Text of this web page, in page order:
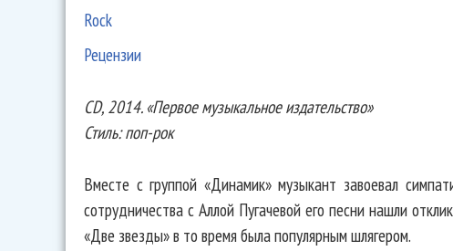
Rock
Рецензии
CD, 2014. «Первое музыкальное издательство»
Стиль: поп-рок
Вместе с группой «Динамик» музыкант завоевал
сотрудничества с Аллой Пугачевой его песни нашли
«Две звезды» в то время была популярным шлягером.